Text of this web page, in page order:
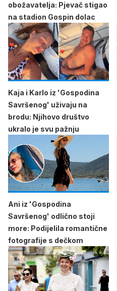
obožavatelja: Pjevač stigao
na stadion Gospin dolac
Kaja i Karlo iz 'Gospodina
Savršenog' uživaju na
brodu: Njihovo društvo
ukralo je svu pažnju
Ani iz 'Gospodina
Savršenog' odlično stoji
more: Podijelila romantične
fotografije s dečkom